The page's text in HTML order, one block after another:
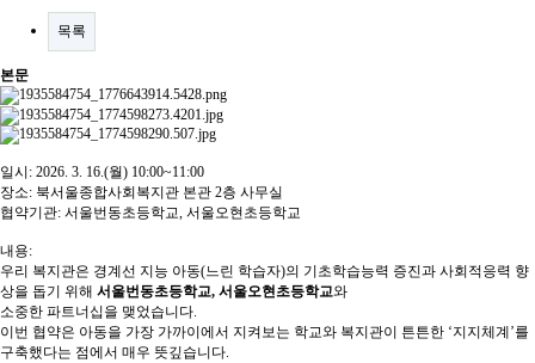
목록
본문
일시: 2026. 3. 16.(월) 10:00~11:00
장소: 북서울종합사회복지관 본관 2층 사무실
협약기관: 서울번동초등학교, 서울오현초등학교
내용:
우리 복지관은 경계선 지능 아동(느린 학습자)의 기초학습능력 증진과 사회적응력 향
상을 돕기 위해 서울번동초등학교, 서울오현초등학교와
소중한 파트너십을 맺었습니다.
이번 협약은 아동을 가장 가까이에서 지켜보는 학교와 복지관이 튼튼한 ‘지지체계’를
구축했다는 점에서 매우 뜻깊습니다.